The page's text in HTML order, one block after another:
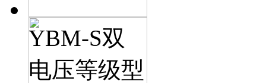
YBM-S双
电压等级型